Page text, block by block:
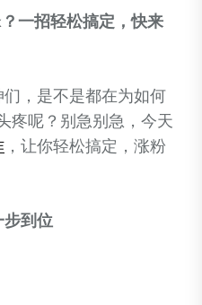
一招轻松搞定，快来
，是不是都在为如何
疼呢？别急别急，今天
，让你轻松搞定，涨粉
到位